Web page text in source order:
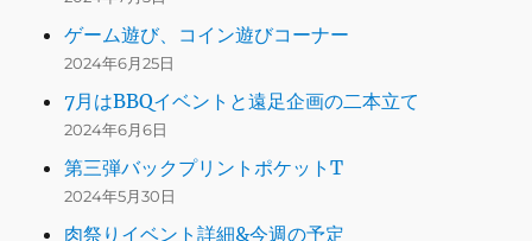
ゲーム遊び、コイン遊びコーナー
2024年6月25日
7月はBBQイベントと遠足企画の二本立て
2024年6月6日
第三弾バックプリントポケットT
2024年5月30日
肉祭りイベント詳細&今週の予定